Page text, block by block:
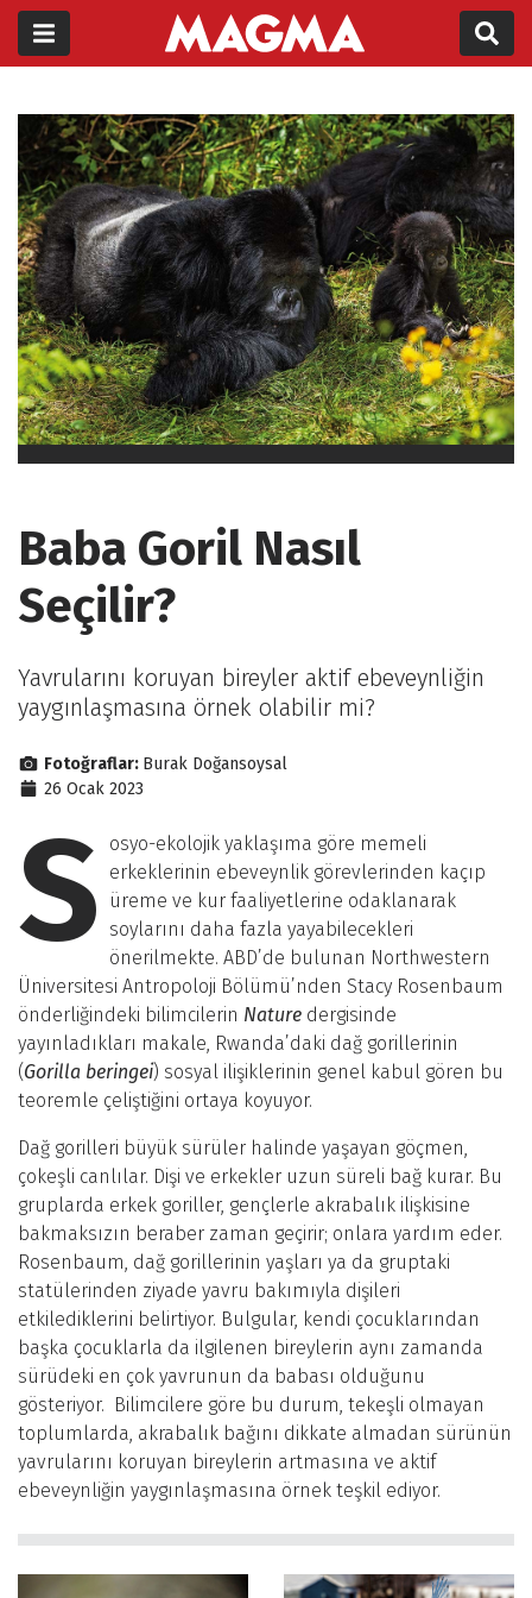
Baba Goril Nasıl
Seçilir?
Yavrularını koruyan bireyler aktif ebeveynliğin
yaygınlaşmasına örnek olabilir mi?
Fotoğraflar: Burak Doğansoysal
26 Ocak 2023
S
osyo-ekolojik yaklaşıma göre memeli
erkeklerinin ebeveynlik görevlerinden kaçıp
üreme ve kur faaliyetlerine odaklanarak
soylarını daha fazla yayabilecekleri
önerilmekte. ABD’de bulunan Northwestern
Üniversitesi Antropoloji Bölümü’nden Stacy Rosenbaum
önderliğindeki bilimcilerin Nature dergisinde
yayınladıkları makale, Rwanda’daki dağ gorillerinin
(Gorilla beringei) sosyal ilişiklerinin genel kabul gören bu
teoremle çeliştiğini ortaya koyuyor.
Dağ gorilleri büyük sürüler halinde yaşayan göçmen,
çokeşli canlılar. Dişi ve erkekler uzun süreli bağ kurar. Bu
gruplarda erkek goriller, gençlerle akrabalık ilişkisine
bakmaksızın beraber zaman geçirir; onlara yardım eder.
Rosenbaum, dağ gorillerinin yaşları ya da gruptaki
statülerinden ziyade yavru bakımıyla dişileri
etkilediklerini belirtiyor. Bulgular, kendi çocuklarından
başka çocuklarla da ilgilenen bireylerin aynı zamanda
sürüdeki en çok yavrunun da babası olduğunu
gösteriyor. Bilimcilere göre bu durum, tekeşli olmayan
toplumlarda, akrabalık bağını dikkate almadan sürünün
yavrularını koruyan bireylerin artmasına ve aktif
ebeveynliğin yaygınlaşmasına örnek teşkil ediyor.